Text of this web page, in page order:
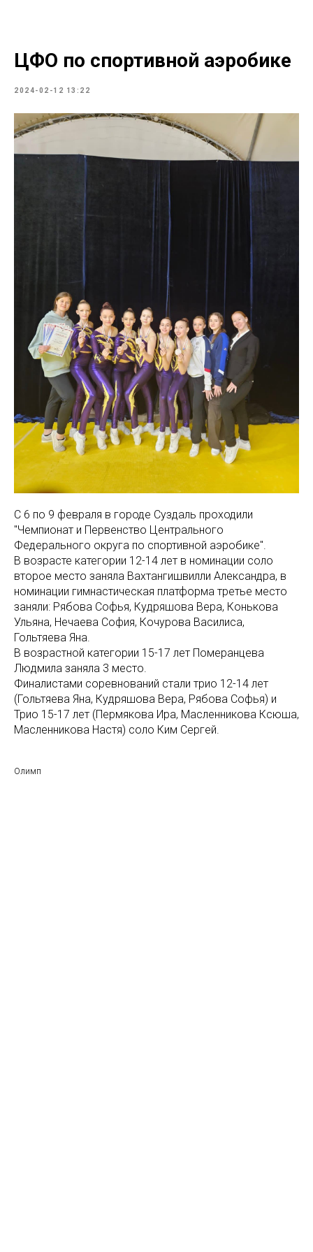
ЦФО по спортивной аэробике
2024-02-12 13:22
С 6 по 9 февраля в городе Суздаль проходили
"Чемпионат и Первенство Центрального
Федерального округа по спортивной аэробике".
В возрасте категории 12-14 лет в номинации соло
второе место заняла Вахтангишвилли Александра, в
номинации гимнастическая платформа третье место
заняли: Рябова Софья, Кудряшова Вера, Конькова
Ульяна, Нечаева София, Кочурова Василиса,
Гольтяева Яна.
В возрастной категории 15-17 лет Померанцева
Людмила заняла 3 место.
Финалистами соревнований стали трио 12-14 лет
(Гольтяева Яна, Кудряшова Вера, Рябова Софья) и
Трио 15-17 лет (Пермякова Ира, Масленникова Ксюша,
Масленникова Настя) соло Ким Сергей.
Олимп